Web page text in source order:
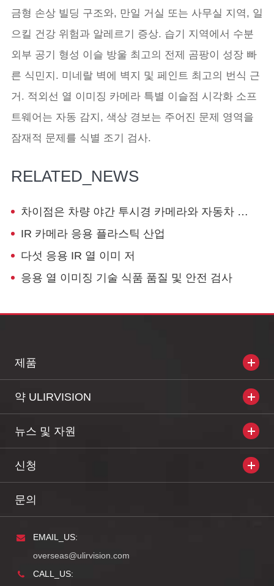
금형 손상 빌딩 구조와, 만일 거실 또는 사무실 지역, 일
으킬 건강 위험과 알레르기 증상. 습기 지역에서 수분
외부 공기 형성 이슬 방울 최고의 전제 곰팡이 성장 빠
른 식민지. 미네랄 벽에 벽지 및 페인트 최고의 번식 근
거. 적외선 열 이미징 카메라 특별 이슬점 시각화 소프
트웨어는 자동 감지, 색상 경보는 주어진 문제 영역을
잠재적 문제를 식별 조기 검사.
RELATED_NEWS
차이점은 차량 야간 투시경 카메라와 자동차 열 화상?
IR 카메라 응용 플라스틱 산업
다섯 응용 IR 열 이미 저
응용 열 이미징 기술 식품 품질 및 안전 검사
제품
약 ULIRVISION
뉴스 및 자원
신청
문의
EMAIL_US:
overseas@ulirvision.com
CALL_US: